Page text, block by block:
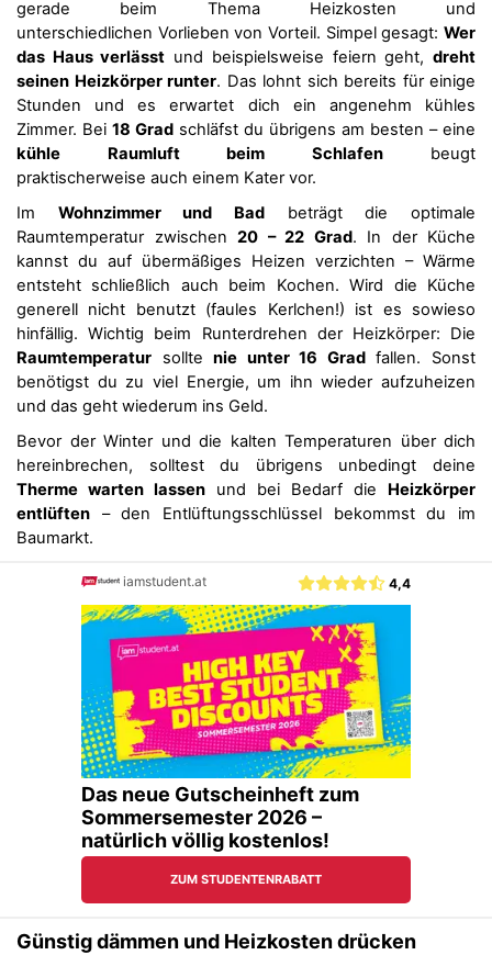
gerade beim Thema Heizkosten und
unterschiedlichen Vorlieben von Vorteil. Simpel gesagt: Wer
das Haus verlässt und beispielsweise feiern geht,dreht
seinen Heizkörper runter. Das lohnt sich bereits für einige
Stunden und es erwartet dich ein angenehm kühles
Zimmer. Bei 18 Grad schläfst du übrigens am besten – eine
kühle Raumluft beim Schlafenbeugt
praktischerweise auch einem Kater vor.
Im Wohnzimmer und Bad beträgt die optimale
Raumtemperatur zwischen 20 – 22 Grad. In der Küche
kannst du auf übermäßiges Heizen verzichten – Wärme
entsteht schließlich auch beim Kochen. Wird die Küche
generell nicht benutzt (faules Kerlchen!) ist es sowieso
hinfällig. Wichtig beim Runterdrehen der Heizkörper: Die
Raumtemperatur solltenie unter 16 Gradfallen. Sonst
benötigst du zu viel Energie, um ihn wieder aufzuheizen
und das geht wiederum ins Geld.
Bevor der Winter und die kalten Temperaturen über dich
hereinbrechen, solltest du übrigens unbedingt deine
Therme warten lassen und bei Bedarf die Heizkörper
entlüften – den Entlüftungsschlüssel bekommst du im
Baumarkt.
Günstig dämmen und Heizkosten drücken